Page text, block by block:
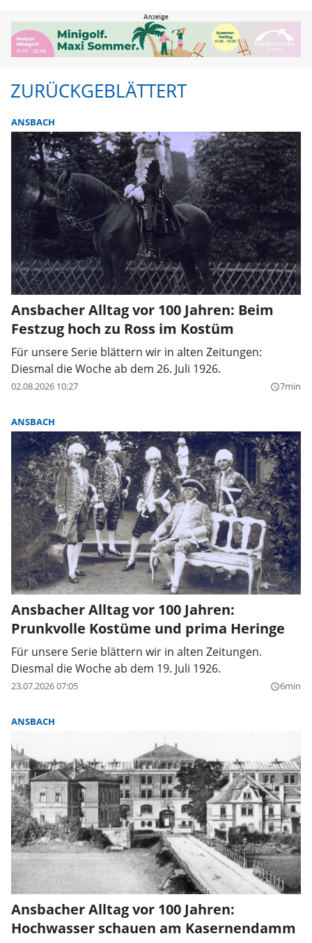
Zurückgeblättert | FLZ.de
ZURÜCKGEBLÄTTERT
ANSBACH
Ansbacher Alltag vor 100 Jahren: Beim
Festzug hoch zu Ross im Kostüm
Für unsere Serie blättern wir in alten Zeitungen:
Diesmal die Woche ab dem 26. Juli 1926.
02.08.2026 10:27 query_builder7min
ANSBACH
Ansbacher Alltag vor 100 Jahren:
Prunkvolle Kostüme und prima Heringe
Für unsere Serie blättern wir in alten Zeitungen.
Diesmal die Woche ab dem 19. Juli 1926.
23.07.2026 07:05 query_builder6min
ANSBACH
Ansbacher Alltag vor 100 Jahren:
Hochwasser schauen am Kasernendamm